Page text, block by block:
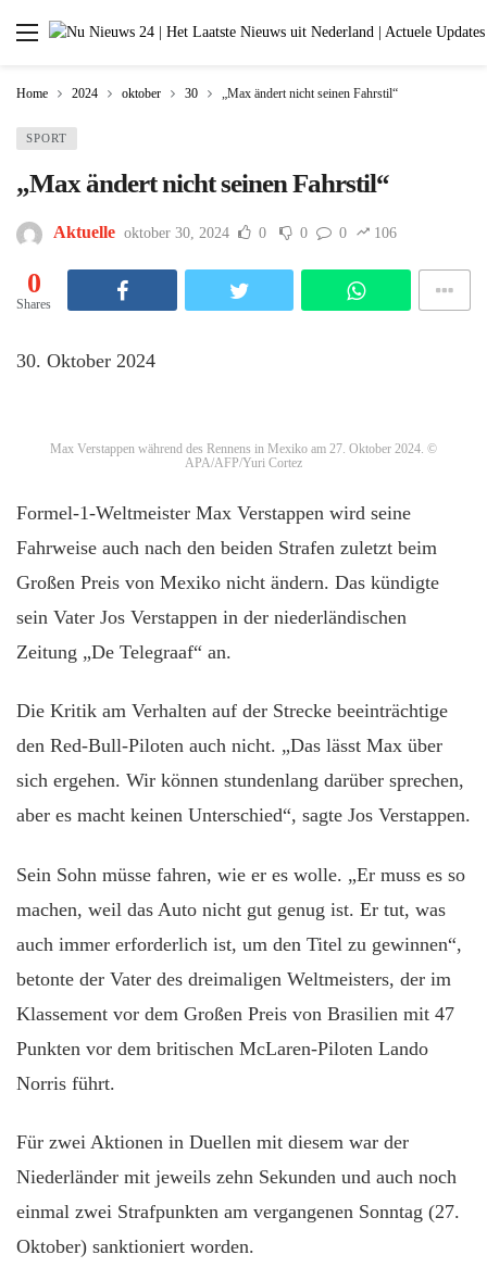
Home 2024 oktober 30 „Max ändert nicht seinen Fahrstil“
SPORT
„Max ändert nicht seinen Fahrstil“
Aktuelle oktober 30, 2024 0 0 0 106
0
Shares
30. Oktober 2024
Max Verstappen während des Rennens in Mexiko am 27. Oktober 2024. ©
APA/AFP/Yuri Cortez
Formel-1-Weltmeister Max Verstappen wird seine
Fahrweise auch nach den beiden Strafen zuletzt beim
Großen Preis von Mexiko nicht ändern. Das kündigte
sein Vater Jos Verstappen in der niederländischen
Zeitung „De Telegraaf“ an.
Die Kritik am Verhalten auf der Strecke beeinträchtige
den Red-Bull-Piloten auch nicht. „Das lässt Max über
sich ergehen. Wir können stundenlang darüber sprechen,
aber es macht keinen Unterschied“, sagte Jos Verstappen.
Sein Sohn müsse fahren, wie er es wolle. „Er muss es so
machen, weil das Auto nicht gut genug ist. Er tut, was
auch immer erforderlich ist, um den Titel zu gewinnen“,
betonte der Vater des dreimaligen Weltmeisters, der im
Klassement vor dem Großen Preis von Brasilien mit 47
Punkten vor dem britischen McLaren-Piloten Lando
Norris führt.
Für zwei Aktionen in Duellen mit diesem war der
Niederländer mit jeweils zehn Sekunden und auch noch
einmal zwei Strafpunkten am vergangenen Sonntag (27.
Oktober) sanktioniert worden.